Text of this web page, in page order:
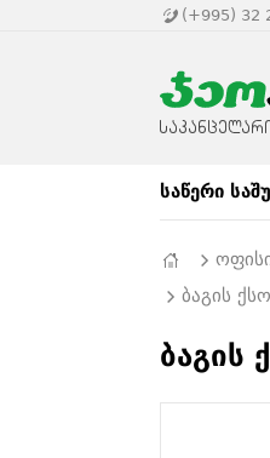
(+995) 32
საწერი
ბაგის
ბაგის